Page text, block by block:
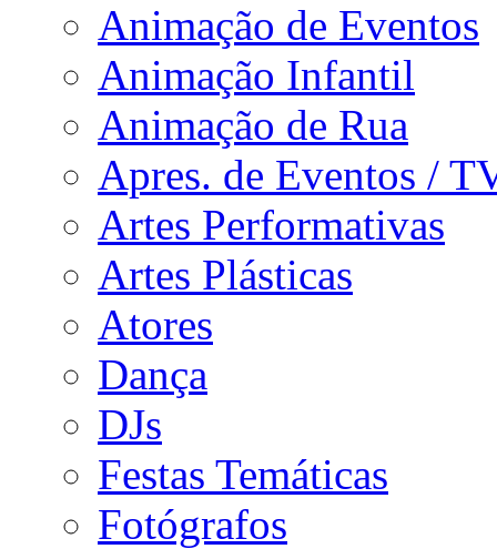
Animação de Eventos
Animação Infantil
Animação de Rua
Apres. de Eventos /
Artes Performativas
Artes Plásticas
Atores
Dança
DJs
Festas Temáticas
Fotógrafos